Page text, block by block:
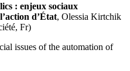
: enjeux sociaux
d’État, Olessia Kirtchik
Fr)
issues of the automation of